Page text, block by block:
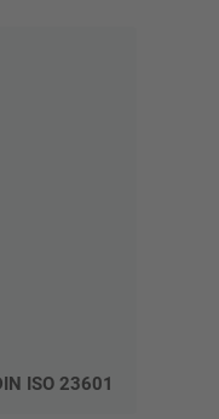
ISO 23601